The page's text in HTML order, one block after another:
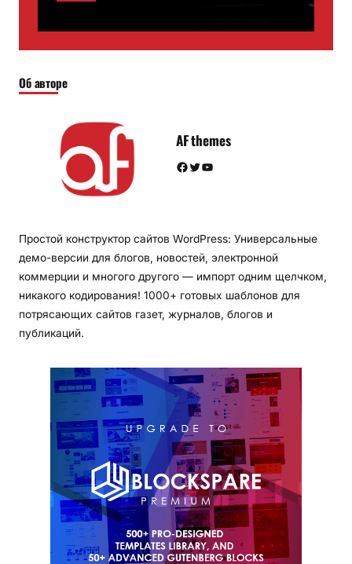
Об авторе
AF themes
Facebook Twitter YouTube
Простой конструктор сайтов WordPress: Универсальные
демо-версии для блогов, новостей, электронной
коммерции и многого другого — импорт одним щелчком,
никакого кодирования! 1000+ готовых шаблонов для
потрясающих сайтов газет, журналов, блогов и
публикаций.